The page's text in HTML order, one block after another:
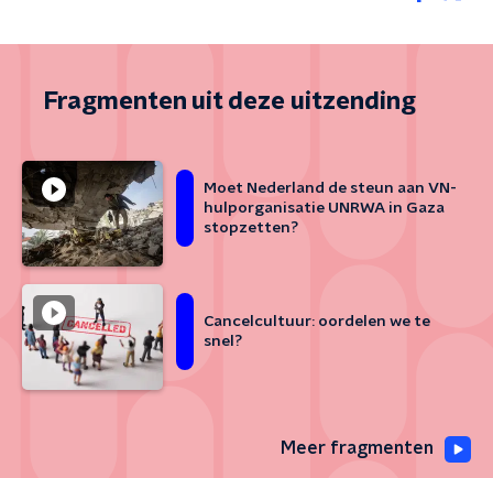
Fragmenten uit deze uitzending
Moet Nederland de steun aan VN-
hulporganisatie UNRWA in Gaza
stopzetten?
Cancelcultuur: oordelen we te
snel?
Meer fragmenten